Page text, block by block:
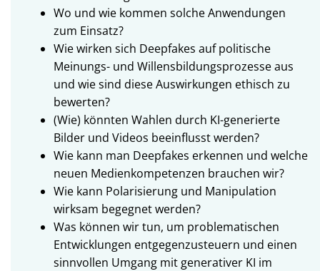
Wo und wie kommen solche Anwendungen
zum Einsatz?
Wie wirken sich Deepfakes auf politische
Meinungs- und Willensbildungsprozesse aus
und wie sind diese Auswirkungen ethisch zu
bewerten?
(Wie) könnten Wahlen durch KI-generierte
Bilder und Videos beeinflusst werden?
Wie kann man Deepfakes erkennen und welche
neuen Medienkompetenzen brauchen wir?
Wie kann Polarisierung und Manipulation
wirksam begegnet werden?
Was können wir tun, um problematischen
Entwicklungen entgegenzusteuern und einen
sinnvollen Umgang mit generativer KI im